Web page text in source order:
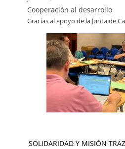
Cooperación al desarrollo
Gracias al apoyo de la Junta de
SOLIDARIDAD Y MISIÓN